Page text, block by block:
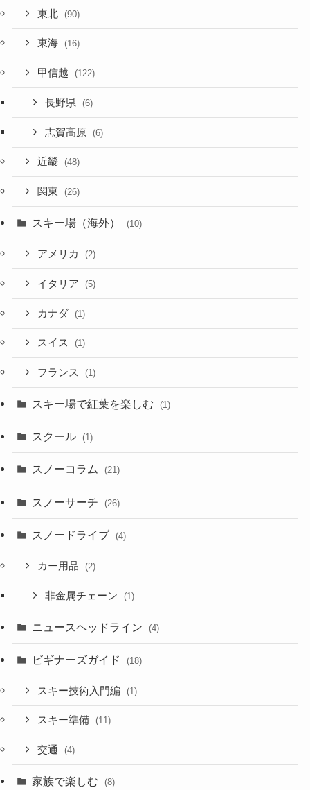
東北 (90)
東海 (16)
甲信越 (122)
長野県 (6)
志賀高原 (6)
近畿 (48)
関東 (26)
スキー場（海外） (10)
アメリカ (2)
イタリア (5)
カナダ (1)
スイス (1)
フランス (1)
スキー場で紅葉を楽しむ (1)
スクール (1)
スノーコラム (21)
スノーサーチ (26)
スノードライブ (4)
カー用品 (2)
非金属チェーン (1)
ニュースヘッドライン (4)
ビギナーズガイド (18)
スキー技術入門編 (1)
スキー準備 (11)
交通 (4)
家族で楽しむ (8)